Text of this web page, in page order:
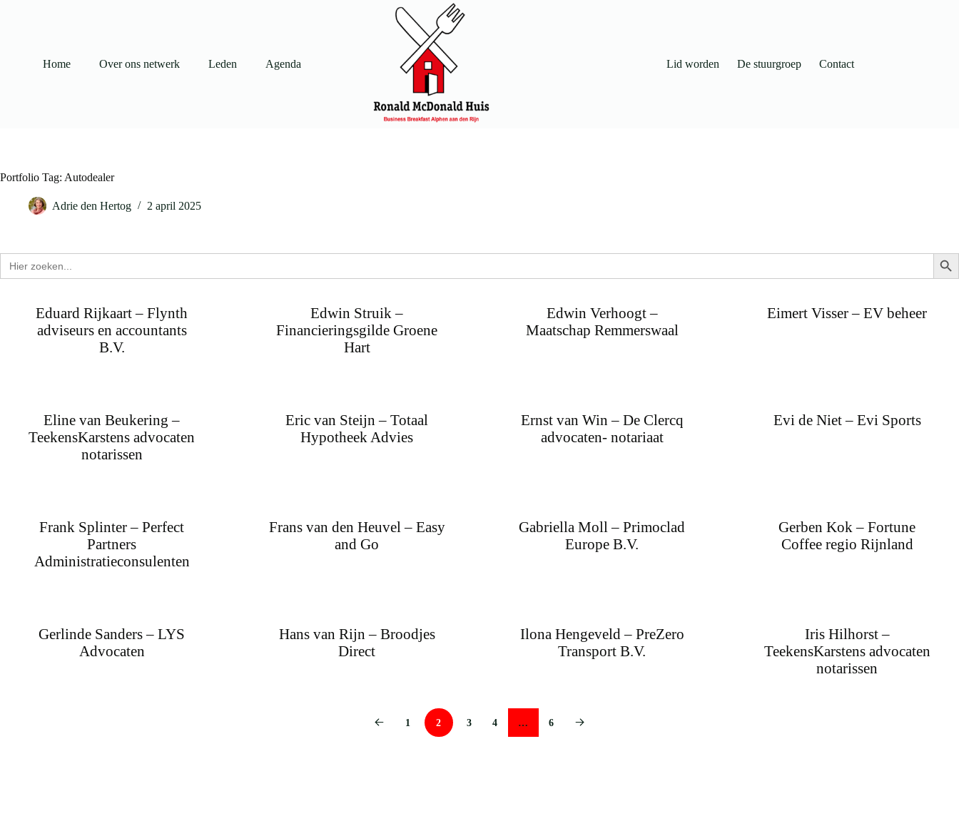
Home
Over ons netwerk Leden Agenda Lid worden De stuurgroep Contact
Portfolio Tag: Autodealer
Adrie den Hertog 2 april 2025
Zoek
naar:
Eduard Rijkaart – Flynth
adviseurs en accountants
B.V.
Edwin Struik –
Financieringsgilde Groene
Hart
Edwin Verhoogt –
Maatschap Remmerswaal
Eimert Visser – EV beheer
Eline van Beukering –
TeekensKarstens advocaten
notarissen
Eric van Steijn – Totaal
Hypotheek Advies
Ernst van Win – De Clercq
advocaten- notariaat
Evi de Niet – Evi Sports
Frank Splinter – Perfect
Partners
Administratieconsulenten
Frans van den Heuvel – Easy
and Go
Gabriella Moll – Primoclad
Europe B.V.
Gerben Kok – Fortune
Coffee regio Rijnland
Gerlinde Sanders – LYS
Advocaten
Hans van Rijn – Broodjes
Direct
Ilona Hengeveld – PreZero
Transport B.V.
Iris Hilhorst –
TeekensKarstens advocaten
notarissen
1 2 3 4 … 6